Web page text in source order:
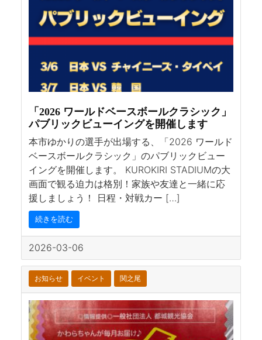
「2026 ワールドベースボールクラシック」
パブリックビューイングを開催します
本市ゆかりの選手が出場する、「2026 ワールド
ベースボールクラシック」のパブリックビュー
イングを開催します。 KUROKIRI STADIUMの大
画面で観る迫力は格別！家族や友達と一緒に応
援しましょう！ 日程・対戦カー […]
続きを読む
2026-03-06
お知らせ イベント 関之尾